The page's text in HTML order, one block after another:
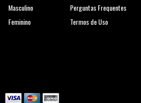
Masculino
Feminino
Perguntas Frequentes
Termos de Uso